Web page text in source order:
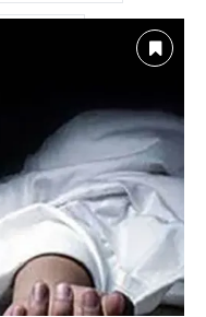
साकेत महाविद्यालय